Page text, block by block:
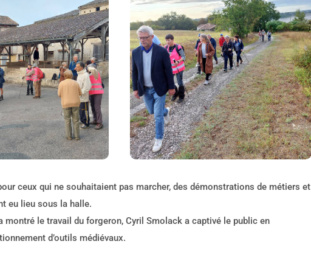
ceux qui ne souhaitaient pas marcher, des démonstrations de métiers et
eu lieu sous la halle.
montré le travail du forgeron, Cyril Smolack a captivé le public en
d’outils médiévaux.